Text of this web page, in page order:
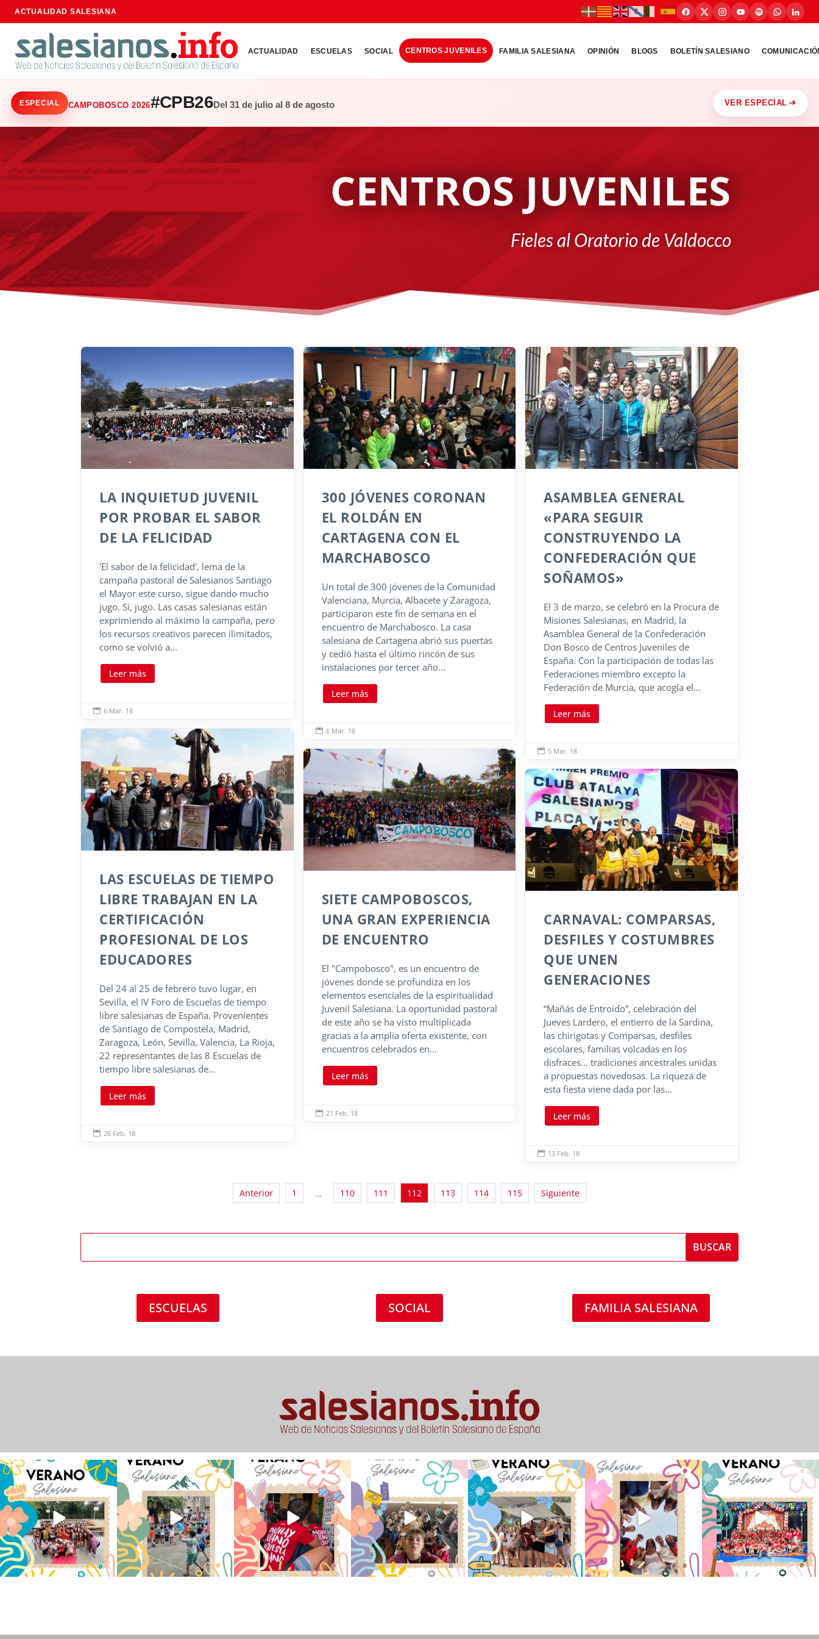
ACTUALIDAD SALESIANA
ACTUALIDAD ESCUELAS SOCIAL CENTROS JUVENILES FAMILIA SALESIANA OPINIÓN BLOGS BOLETÍN SALESIANO
ESPECIAL CAMPOBOSCO 2026#CPB26Del 31 de julio al 8 de agosto VER ESPECIAL
CENTROS JUVENILES
Fieles al Oratorio de Valdocco
LA INQUIETUD JUVENIL
POR PROBAR EL SABOR
DE LA FELICIDAD
'El sabor de la felicidad', lema de la
campaña pastoral de Salesianos Santiago
el Mayor este curso, sigue dando mucho
jugo. Sí, jugo. Las casas salesianas están
exprimiendo al máximo la campaña, pero
los recursos creativos parecen ilimitados,
como se volvió a...
Leer más
 6 Mar. 18
300 JÓVENES CORONAN
EL ROLDÁN EN
CARTAGENA CON EL
MARCHABOSCO
Un total de 300 jóvenes de la Comunidad
Valenciana, Murcia, Albacete y Zaragoza,
participaron este fin de semana en el
encuentro de Marchabosco. La casa
salesiana de Cartagena abrió sus puertas
y cedió hasta el último rincón de sus
instalaciones por tercer año...
Leer más
 6 Mar. 18
ASAMBLEA GENERAL
«PARA SEGUIR
CONSTRUYENDO LA
CONFEDERACIÓN QUE
SOÑAMOS»
El 3 de marzo, se celebró en la Procura de
Misiones Salesianas, en Madrid, la
Asamblea General de la Confederación
Don Bosco de Centros Juveniles de
España. Con la participación de todas las
Federaciones miembro excepto la
Federación de Murcia, que acogía el...
Leer más
 5 Mar. 18
LAS ESCUELAS DE TIEMPO
LIBRE TRABAJAN EN LA
CERTIFICACIÓN
PROFESIONAL DE LOS
EDUCADORES
Del 24 al 25 de febrero tuvo lugar, en
Sevilla, el IV Foro de Escuelas de tiempo
libre salesianas de España. Provenientes
de Santiago de Compostela, Madrid,
Zaragoza, León, Sevilla, Valencia, La Rioja,
22 representantes de las 8 Escuelas de
tiempo libre salesianas de...
Leer más
 26 Feb. 18
SIETE CAMPOBOSCOS,
UNA GRAN EXPERIENCIA
DE ENCUENTRO
El "Campobosco", es un encuentro de
jóvenes donde se profundiza en los
elementos esenciales de la espiritualidad
Juvenil Salesiana. La oportunidad pastoral
de este año se ha visto multiplicada
gracias a la amplia oferta existente, con
encuentros celebrados en...
Leer más
 21 Feb. 18
CARNAVAL: COMPARSAS,
DESFILES Y COSTUMBRES
QUE UNEN
GENERACIONES
“Mañás de Entroido”, celebración del
Jueves Lardero, el entierro de la Sardina,
las chirigotas y Comparsas, desfiles
escolares, familias volcadas en los
disfraces… tradiciones ancestrales unidas
a propuestas novedosas. La riqueza de
esta fiesta viene dada por las...
Leer más
 13 Feb. 18
Anterior 1 … 110 111 112 113 114 115 Siguiente
ESCUELAS SOCIAL FAMILIA SALESIANA
Los alumnos de 6º de Primaria, 1º
y 2º de la ESO...
145 2
La diversión y la alegría también
se han sentido
93 0
No hay verano sin que sea
Salesiano ❤️💫 en Luz 4...
194 0
viviendo la alegría en el
campamento Caravio...
91 2
Que bonito todo lo que han vivido
en el campamento...
251 2
Superestrella!! 🌟 La música
invade el Campamento ...
6 0
La Orotava ha disfrutado a lo
grande de su
66 1